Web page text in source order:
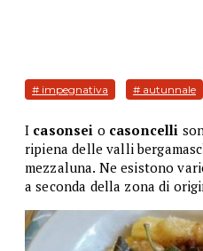
# impegnativa # autunnale
I casonsei o casoncelli
ripiena delle valli
mezzaluna. Ne esistono
a seconda della zona di